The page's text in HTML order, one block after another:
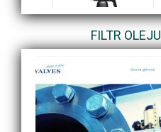
FILTR